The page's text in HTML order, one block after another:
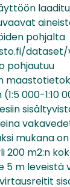
pohjalta
dataset/
pohjautuu
000-1:10
mukana on
m2:n
5 m leveistä